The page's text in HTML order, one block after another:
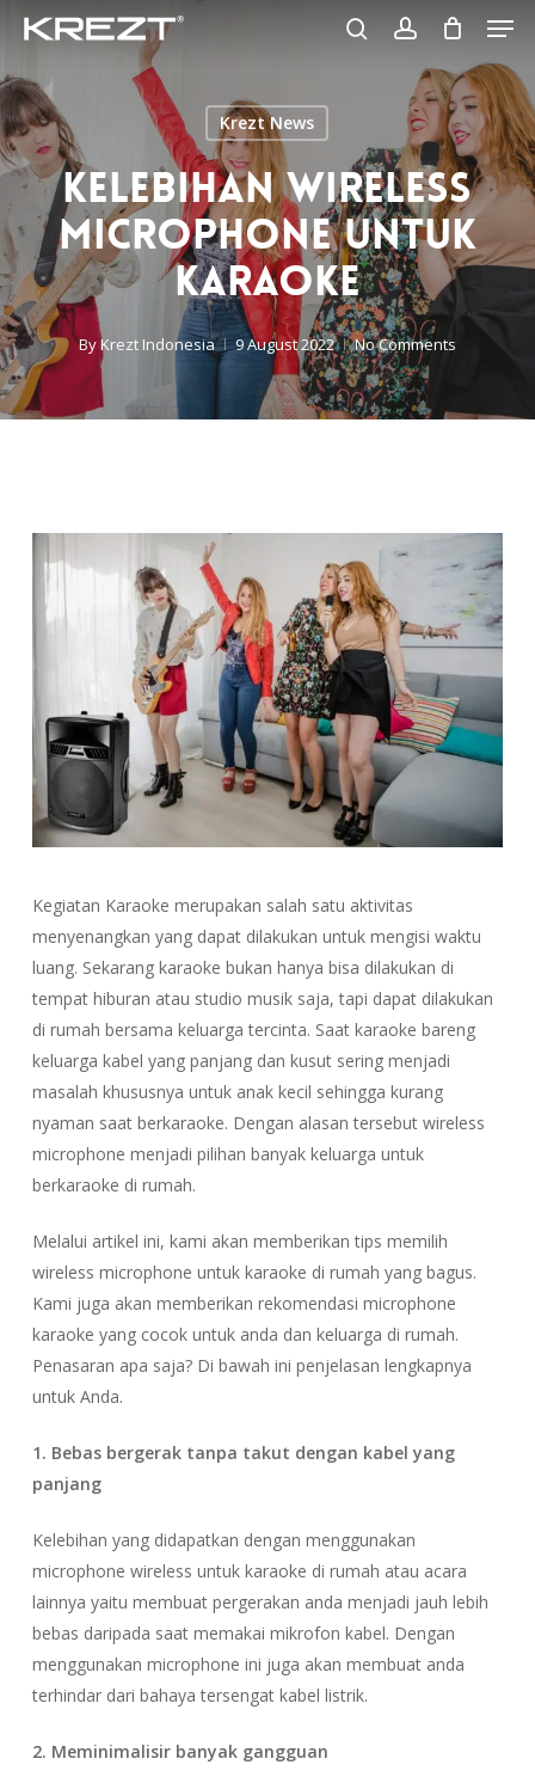
Skip
main
content
Krezt News
Kelebihan Wireless
Microphone Untuk
Karaoke
ByKrezt Indonesia 9 August 2022 No Comments
Kegiatan Karaoke merupakan salah satu aktivitas
menyenangkan yang dapat dilakukan untuk mengisi waktu
luang. Sekarang karaoke bukan hanya bisa dilakukan di
tempat hiburan atau studio musik saja, tapi dapat dilakukan
di rumah bersama keluarga tercinta. Saat karaoke bareng
keluarga kabel yang panjang dan kusut sering menjadi
masalah khususnya untuk anak kecil sehingga kurang
nyaman saat berkaraoke. Dengan alasan tersebut wireless
microphone menjadi pilihan banyak keluarga untuk
berkaraoke di rumah.
Melalui artikel ini, kami akan memberikan tips memilih
wireless microphone untuk karaoke di rumah yang bagus.
Kami juga akan memberikan rekomendasi microphone
karaoke yang cocok untuk anda dan keluarga di rumah.
Penasaran apa saja? Di bawah ini penjelasan lengkapnya
untuk Anda.
1. Bebas bergerak tanpa takut dengan kabel yang
panjang
Kelebihan yang didapatkan dengan menggunakan
microphone wireless untuk karaoke di rumah atau acara
lainnya yaitu membuat pergerakan anda menjadi jauh lebih
bebas daripada saat memakai mikrofon kabel. Dengan
menggunakan microphone ini juga akan membuat anda
terhindar dari bahaya tersengat kabel listrik.
2. Meminimalisir banyak gangguan
Close
Menu